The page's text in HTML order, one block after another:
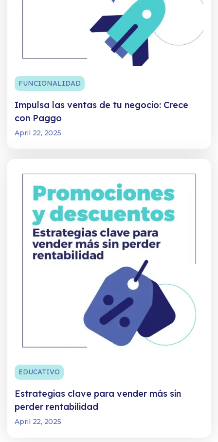
FUNCIONALIDAD
Impulsa las ventas de tu negocio: Crece
con Paggo
April 22, 2025
EDUCATIVO
Estrategias clave para vender más sin
perder rentabilidad
April 22, 2025